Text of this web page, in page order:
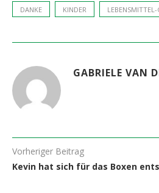
DANKE KINDER
GABRIELE VAN
Vorheriger Beitrag
Kevin hat sich für das Boxen